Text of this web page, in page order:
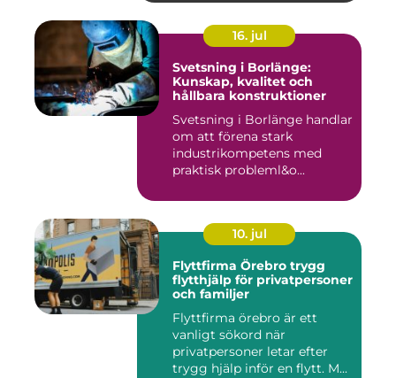
16. jul
Svetsning i Borlänge:
Kunskap, kvalitet och
hållbara konstruktioner
Svetsning i Borlänge handlar
om att förena stark
industrikompetens med
praktisk probleml&o...
10. jul
Flyttfirma Örebro trygg
flytthjälp för privatpersoner
och familjer
Flyttfirma örebro är ett
vanligt sökord när
privatpersoner letar efter
trygg hjälp inför en flytt. M...